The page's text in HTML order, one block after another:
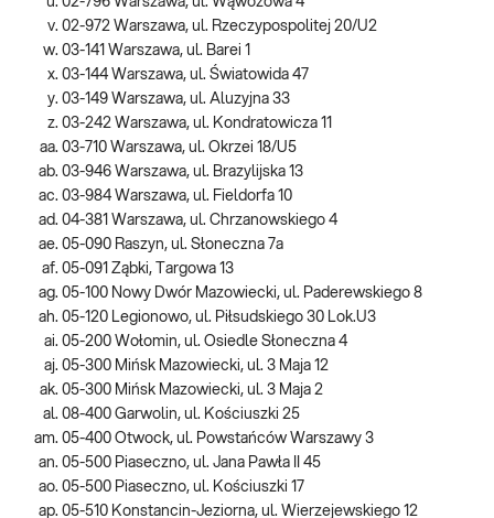
02-972 Warszawa, ul. Rzeczypospolitej 20/U2
03-141 Warszawa, ul. Barei 1
03-144 Warszawa, ul. Światowida 47
03-149 Warszawa, ul. Aluzyjna 33
03-242 Warszawa, ul. Kondratowicza 11
03-710 Warszawa, ul. Okrzei 18/U5
03-946 Warszawa, ul. Brazylijska 13
03-984 Warszawa, ul. Fieldorfa 10
04-381 Warszawa, ul. Chrzanowskiego 4
05-090 Raszyn, ul. Słoneczna 7a
05-091 Ząbki, Targowa 13
05-100 Nowy Dwór Mazowiecki, ul. Paderewskiego 8
05-120 Legionowo, ul. Piłsudskiego 30 Lok.U3
05-200 Wołomin, ul. Osiedle Słoneczna 4
05-300 Mińsk Mazowiecki, ul. 3 Maja 12
05-300 Mińsk Mazowiecki, ul. 3 Maja 2
08-400 Garwolin, ul. Kościuszki 25
05-400 Otwock, ul. Powstańców Warszawy 3
05-500 Piaseczno, ul. Jana Pawła II 45
05-500 Piaseczno, ul. Kościuszki 17
05-510 Konstancin-Jeziorna, ul. Wierzejewskiego 12